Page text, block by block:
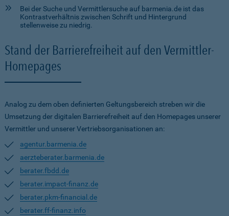
Bei der Suche und Vermittlersuche auf barmenia.de ist das
Kontrastverhältnis zwischen Schrift und Hintergrund
stellenweise zu niedrig.
Stand der Barrierefreiheit auf den Vermittler-
Homepages
Analog zu dem oben definierten Geltungsbereich streben wir die
Umsetzung der digitalen Barrierefreiheit auf den Homepages unserer
Vermittler und unserer Vertriebsorganisationen an:
agentur.barmenia.de
aerzteberater.barmenia.de
berater.fbdd.de
berater.impact-finanz.de
berater.pkm-financial.de
berater.ff-finanz.info